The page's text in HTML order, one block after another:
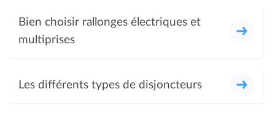
Bien choisir rallonges électriques et
multiprises
Les différents types de disjoncteurs